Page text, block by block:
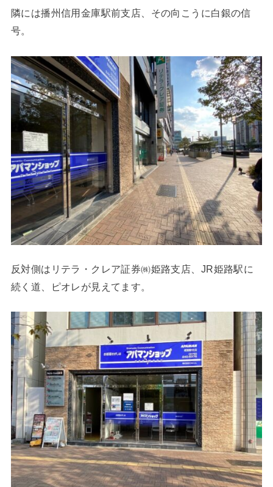
隣には播州信用金庫駅前支店、その向こうに白銀の信
号。
反対側はリテラ・クレア証券㈱姫路支店、JR姫路駅に
続く道、ピオレが見えてます。